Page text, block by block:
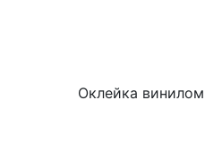
Оклейка винилом